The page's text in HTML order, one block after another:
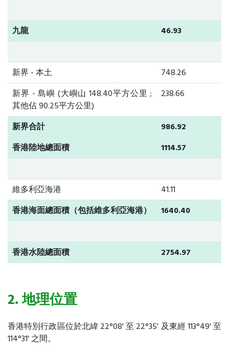
九龍 46.93
新界 - 本土
748.26
新界 - 島嶼 (大嶼山 148.40平方公里 ;
其他佔 90.25平方公里)
238.66
新界合計
986.92
香港陸地總面積
1114.57
維多利亞海港
41.11
香港海面總面積（包括維多利亞海港）
1640.40
香港水陸總面積 2754.97
2. 地理位置
香港特別行政區位於北緯 22°08' 至 22°35' 及東經 113°49' 至
114°31' 之間。